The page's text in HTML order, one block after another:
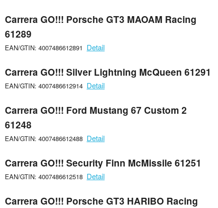
Carrera GO!!! Porsche GT3 MAOAM Racing
61289
EAN/GTIN: 4007486612891 Detail
Carrera GO!!! Silver Lightning McQueen 61291
EAN/GTIN: 4007486612914 Detail
Carrera GO!!! Ford Mustang 67 Custom 2
61248
EAN/GTIN: 4007486612488 Detail
Carrera GO!!! Security Finn McMissile 61251
EAN/GTIN: 4007486612518 Detail
Carrera GO!!! Porsche GT3 HARIBO Racing